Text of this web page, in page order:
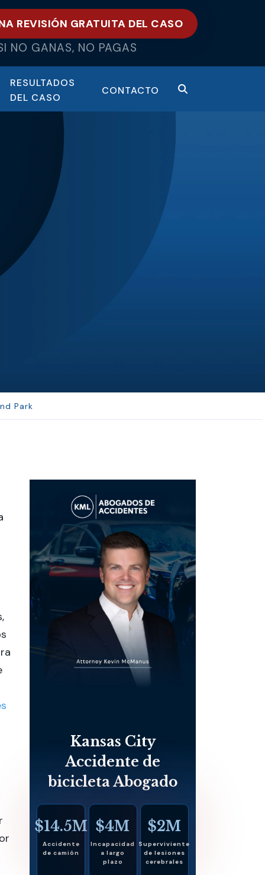
REVISIÓN GRATUITA DEL CASO
NO GANAS, NO PAGAS
RESULTADOS
DEL CASO
CONTACTO
Park
Kansas City
Accidente de
bicicleta Abogado
$14.5M
Accidente
de camión
$4M
Incapacidad
a largo
plazo
$2M
Superviviente
de lesiones
cerebrales